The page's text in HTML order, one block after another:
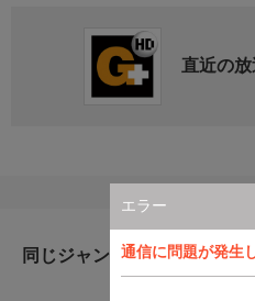
エラー
通信に問題が発生
直近の
同じジャンルのおすすめ番組